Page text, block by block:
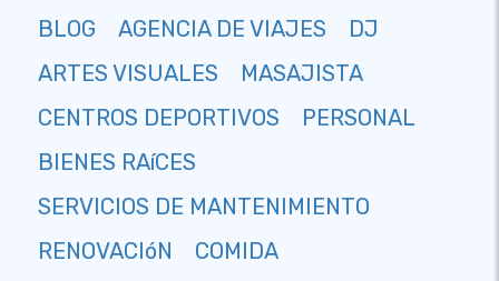
BLOG
AGENCIA DE VIAJES
DJ
ARTES VISUALES
MASAJISTA
CENTROS DEPORTIVOS
PERSONAL
BIENES RAíCES
SERVICIOS DE MANTENIMIENTO
RENOVACIóN
COMIDA